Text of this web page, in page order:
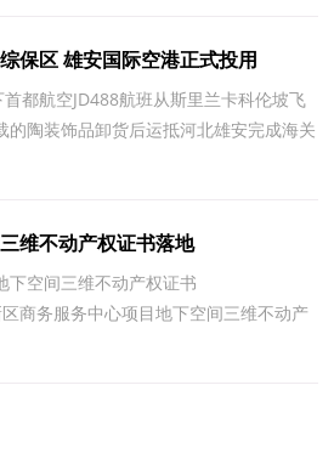
保区 雄安国际空港正式投用
航空JD488航班从斯里兰卡科伦坡飞
的陶装饰品卸货后运抵河北雄安完成海关
合保税区叠加航空三字代
维不动产权证书落地
空间三维不动产权证书
商务服务中心项目地下空间三维不动产
土空间开发全流程三维数字化规划设计